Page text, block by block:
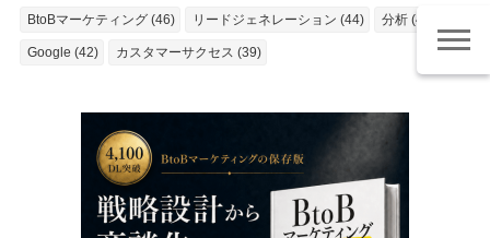
BtoBマーケティング (46) リードジェネレーション (44) 分析 (43)
Google (42) カスタマーサクセス (39)